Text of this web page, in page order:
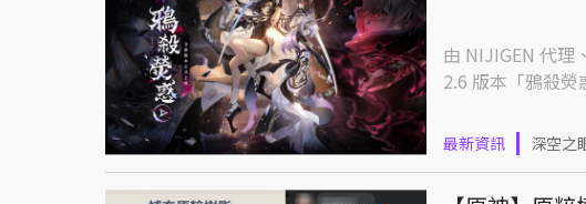
由 NIJIGEN 代理
2.6 版本「鴉殺熒
最新資訊 深空之